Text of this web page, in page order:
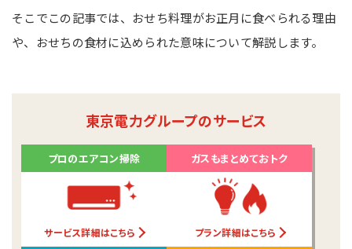
そこでこの記事では、おせち料理がお正月に食べられる理由
や、おせちの食材に込められた意味について解説します。
東京電力グループのサービス
プロのエアコン掃除
サービス詳細はこちら
ガスもまとめておトク
プラン詳細はこちら